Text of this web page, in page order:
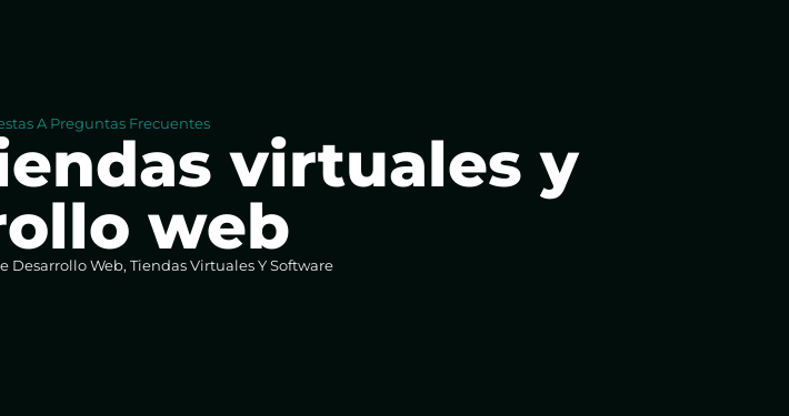
A Preguntas Frecuentes
virtuales y
web
Desarrollo Web, Tiendas Virtuales Y Software